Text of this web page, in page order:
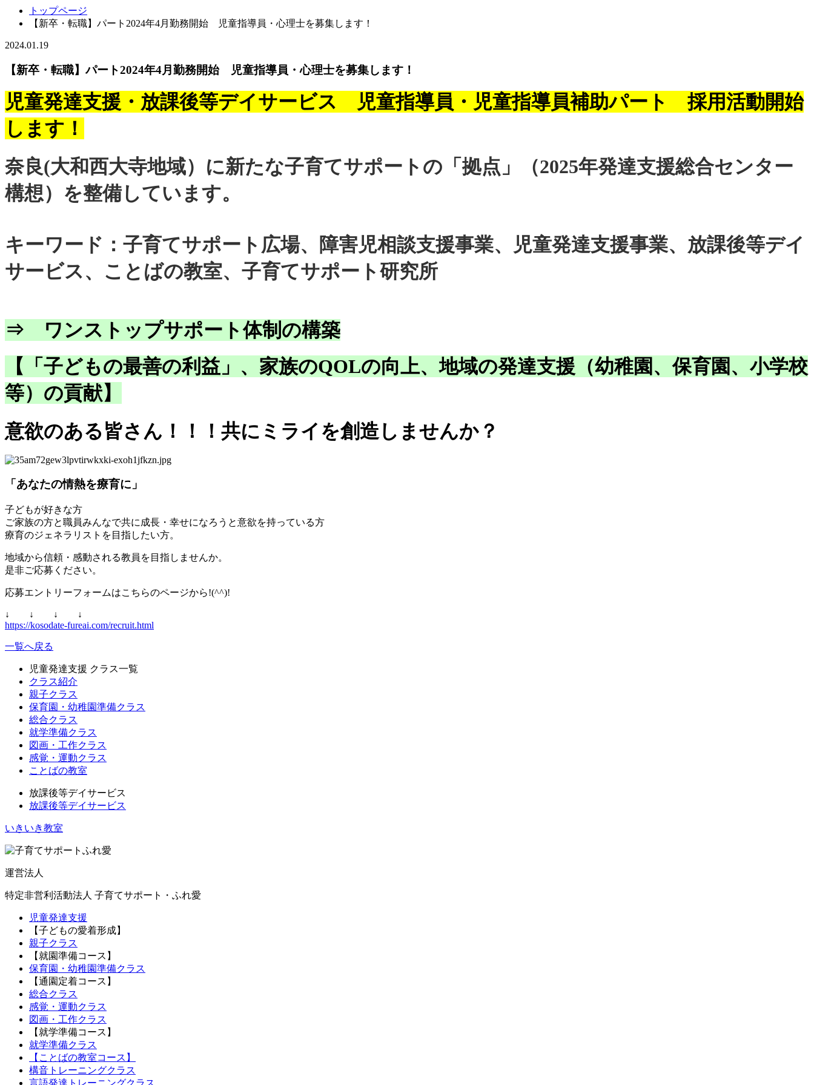
トップページ
【新卒・転職】パート2024年4月勤務開始 児童指導員・心理士を募集します！
2024.01.19
【新卒・転職】パート2024年4月勤務開始 児童指導員・心理士を募集します！
児童発達支援・放課後等デイサービス 児童指導員・児童指導員補助パート 採用活動開始
します！
奈良(大和西大寺地域）に新たな子育てサポートの「拠点」（2025年発達支援総合センター
構想）を整備しています。
キーワード：子育てサポート広場、障害児相談支援事業、児童発達支援事業、放課後等デイ
サービス、ことばの教室、子育てサポート研究所
⇒ ワンストップサポート体制の構築
【「子どもの最善の利益」、家族のQOLの向上、地域の発達支援（幼稚園、保育園、小学校
等）の貢献】
意欲のある皆さん！！！共にミライを創造しませんか？
「あなたの情熱を療育に」
子どもが好きな方
ご家族の方と職員みんなで共に成長・幸せになろうと意欲を持っている方
療育のジェネラリストを目指したい方。
地域から信頼・感動される教員を目指しませんか。
是非ご応募ください。
応募エントリーフォームはこちらのページから!(^^)!
↓ ↓ ↓ ↓
https://kosodate-fureai.com/recruit.html
一覧へ戻る
児童発達支援 クラス一覧
クラス紹介
親子クラス
保育園・幼稚園準備クラス
総合クラス
就学準備クラス
図画・工作クラス
感覚・運動クラス
ことばの教室
放課後等デイサービス
放課後等デイサービス
いきいき教室
運営法人
特定非営利活動法人 子育てサポート・ふれ愛
児童発達支援
【子どもの愛着形成】
親子クラス
【就園準備コース】
保育園・幼稚園準備クラス
【通園定着コース】
総合クラス
感覚・運動クラス
図画・工作クラス
【就学準備コース】
就学準備クラス
【ことばの教室コース】
構音トレーニングクラス
言語発達トレーニングクラス